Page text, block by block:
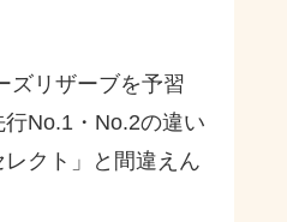
ズリザーブを予習
No.1・No.2の違い
クト」と間違えん